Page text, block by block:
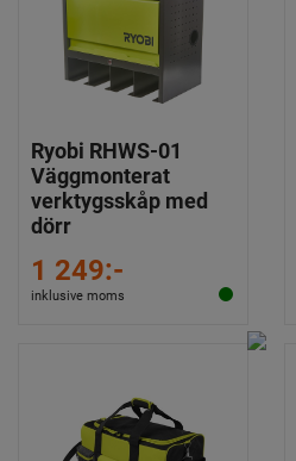
Ryobi RHWS-01
Väggmonterat
verktygsskåp med
dörr
1 249:-
inklusive moms